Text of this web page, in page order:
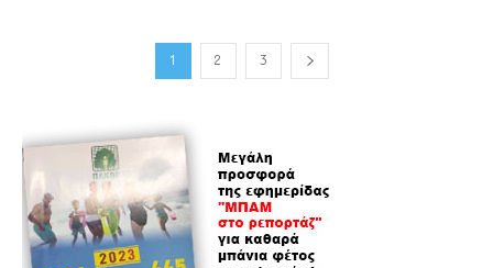
1 2 3